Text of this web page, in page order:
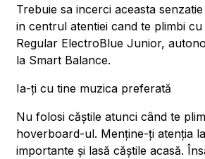
Trebuie sa incerci aceasta
in centrul atentiei cand te plimbi
Regular ElectroBlue Junior,
la Smart Balance.
Ia-ți cu tine muzica preferată
Nu folosi căștile atunci când te
hoverboard-ul. Menține-ți atenția
importante și lasă căștile acasă.